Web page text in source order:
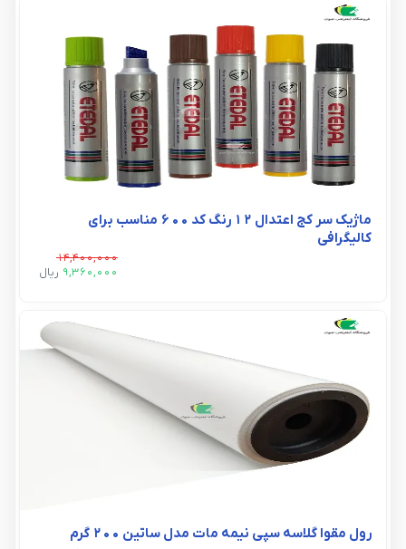
ماژیک سر کج اعتدال 12 رنگ کد 600 مناسب برای
کالیگرافی
14,400,000
9,360,000 ريال
رول مقوا گلاسه سپی نیمه مات مدل ساتین 200 گرم